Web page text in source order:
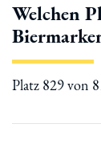
Welchen
Platz 829 von